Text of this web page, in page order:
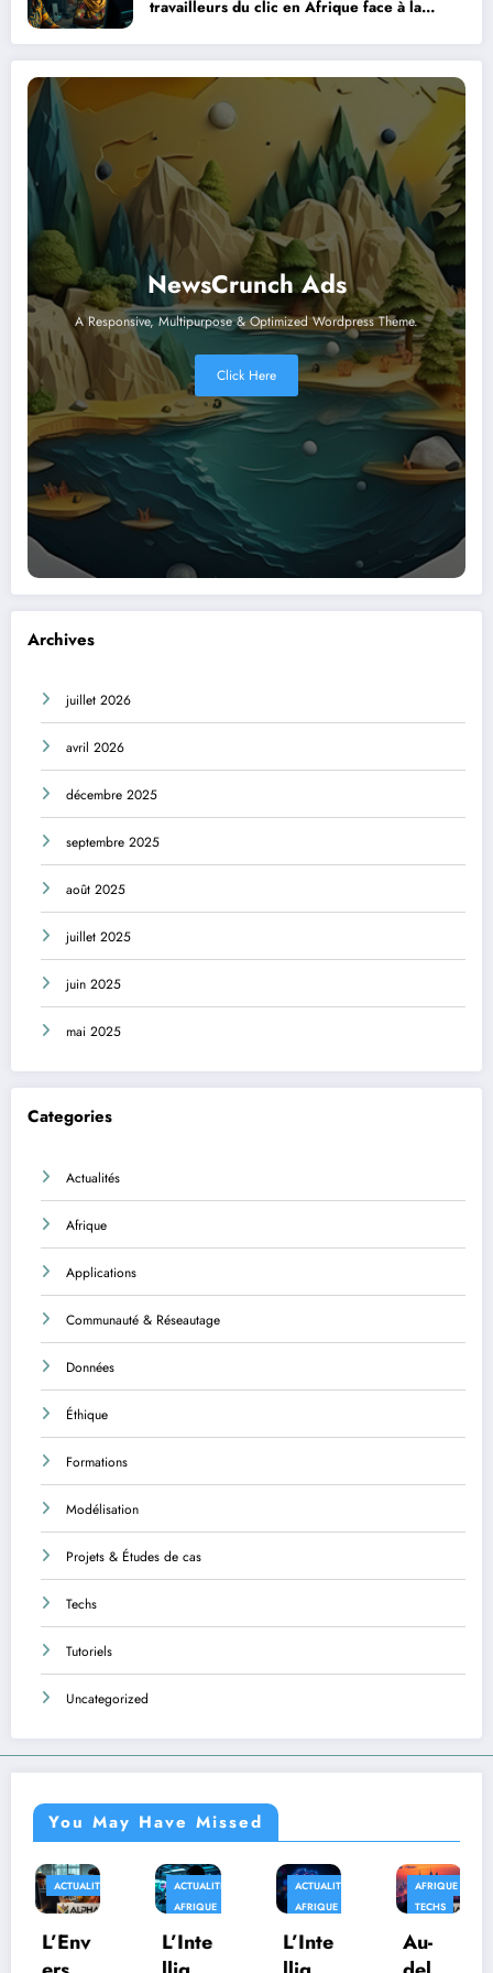
travailleurs du clic en Afrique face à la
NewsCrunch Ads
A Responsive, Multipurpose & Optimized Wordpress Theme.
Click Here
Archives
juillet 2026
avril 2026
décembre 2025
septembre 2025
août 2025
juillet 2025
juin 2025
mai 2025
Categories
Actualités
Afrique
Applications
Communauté & Réseautage
Données
Éthique
Formations
Modélisation
Projets & Études de cas
Techs
Tutoriels
Uncategorized
You May Have Missed
ACTUALITÉS
AFRIQUE
L’Inte
ACTUALITÉS
AFRIQUE
L’Inte
AFRIQUE
TECHS
Au-
Quan